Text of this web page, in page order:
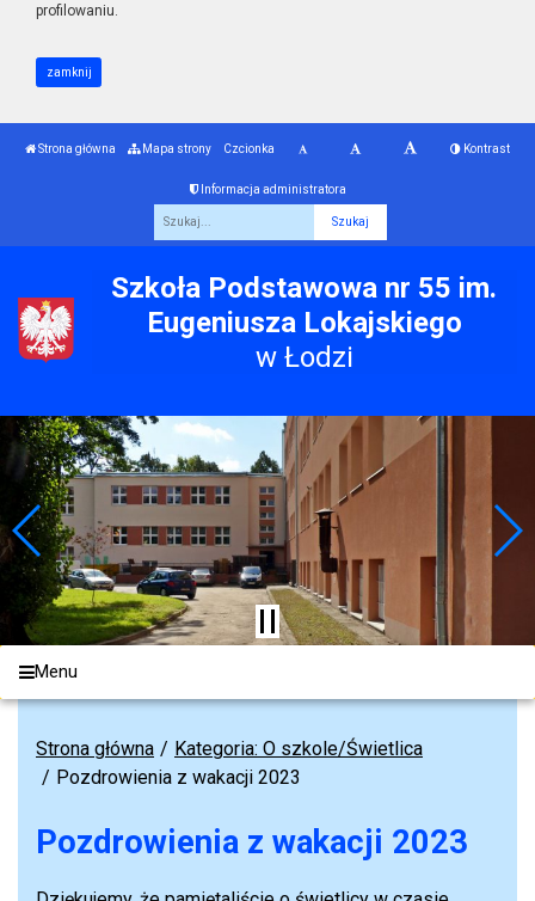
profilowaniu.
zamknij
Strona główna Mapa strony Czcionka Kontrast
Informacja administratora
Szkoła Podstawowa nr 55 im.
Eugeniusza Lokajskiego
w Łodzi
Menu
Strona główna
Kategoria: O szkole/Świetlica
Pozdrowienia z wakacji 2023
Pozdrowienia z wakacji 2023